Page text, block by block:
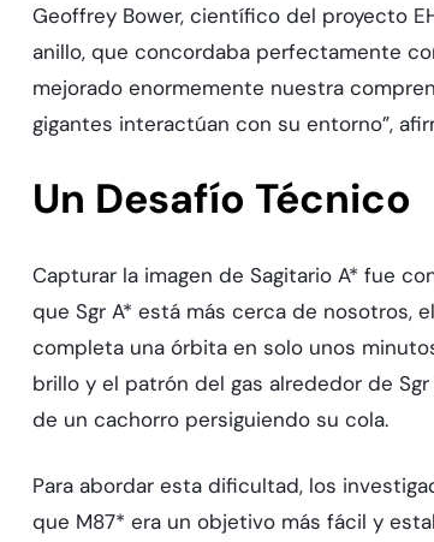
Geoffrey Bower, científico del proyecto
anillo, que concordaba perfectamente
mejorado enormemente nuestra
gigantes interactúan con su entorno”,
Un Desafío Técnico
Capturar la imagen de Sagitario A* fue
que Sgr A* está más cerca de nosotros,
completa una órbita en solo unos
brillo y el patrón del gas alrededor de
de un cachorro persiguiendo su cola.
Para abordar esta dificultad, los
que M87* era un objetivo más fácil y